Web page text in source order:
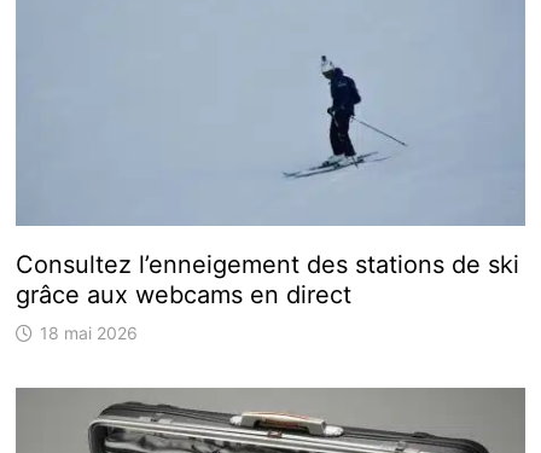
Consultez l’enneigement des stations de ski
grâce aux webcams en direct
18 mai 2026